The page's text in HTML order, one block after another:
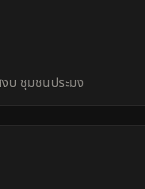
บ ชุมชนประมง